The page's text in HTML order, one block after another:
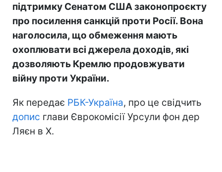
підтримку Сенатом США законопроєкту
про посилення санкцій проти Росії. Вона
наголосила, що обмеження мають
охоплювати всі джерела доходів, які
дозволяють Кремлю продовжувати
війну проти України.
Як передає РБК-Україна, про це свідчить
допис глави Єврокомісії Урсули фон дер
Ляєн в Х.